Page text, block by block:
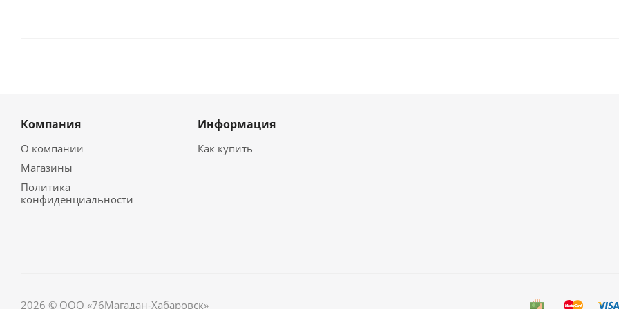
Компания
О компании
Магазины
Политика
конфиденциальности
Информация
Как купить
2026 © ООО «76Магадан-Хабаровск»